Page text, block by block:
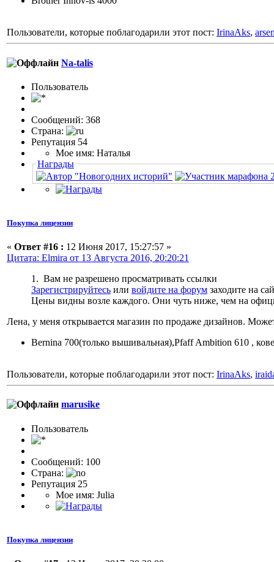
Пользователи, которые поблагодарили этот пост: IrinaAks,
Na-talis
Пользовaтeль
Сообщений: 368
Страна:
Репутация 54
Мое имя: Наталья
Награды
Покупка лицензии
« Ответ #16 : 12 Июня 2017, 15:27:57 »
Цитата: Elmira от 13 Августа 2016, 20:20:21
1. Вам не разрешено просматривать ссылки
Зарегистрируйтесь или войдите на форум заходите на
Цены видны возле каждого. Они чуть ниже, чем на
Лена, у меня открывается магазин по продаже дизайнов.
Bernina 700(только вышивальная),Pfaff Ambition 610 ,
Пользователи, которые поблагодарили этот пост: IrinaAks,
marusike
Пользовaтeль
Сообщений: 100
Страна:
Репутация 25
Мое имя: Julia
Покупка лицензии